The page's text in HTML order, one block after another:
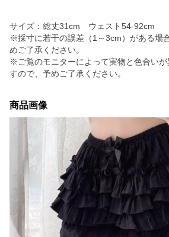
サイズ：総丈31cm ウェスト54-92cm
※採寸に若干の誤差（1～3cm）がある場
めご了承ください。
※ご覧のモニターによって実物と色合いが
すので、予めご了承ください。
商品画像